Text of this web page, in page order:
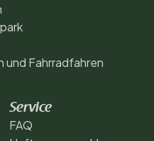
und Fahrradfahren
Service
FAQ